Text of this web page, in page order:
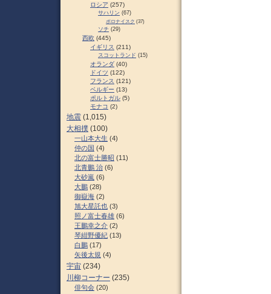
ロシア (257)
サハリン (67)
ポロナイスク (37)
ソチ (29)
西欧 (445)
イギリス (211)
スコットランド (15)
オランダ (40)
ドイツ (122)
フランス (121)
ベルギー (13)
ポルトガル (5)
モナコ (2)
地震 (1,015)
大相撲 (100)
一山本大生 (4)
仲の国 (4)
北の富士勝昭 (11)
北青鵬 治 (6)
大砂嵐 (6)
大鵬 (28)
御嶽海 (2)
旭大星託也 (3)
照ノ富士春雄 (6)
王鵬幸之介 (2)
琴紺野優紀 (13)
白鵬 (17)
矢後太規 (4)
宇宙 (234)
川柳コーナー (235)
俳句会 (20)